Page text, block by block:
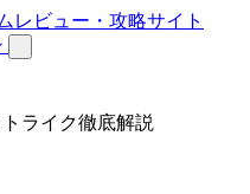
ライク徹底解説